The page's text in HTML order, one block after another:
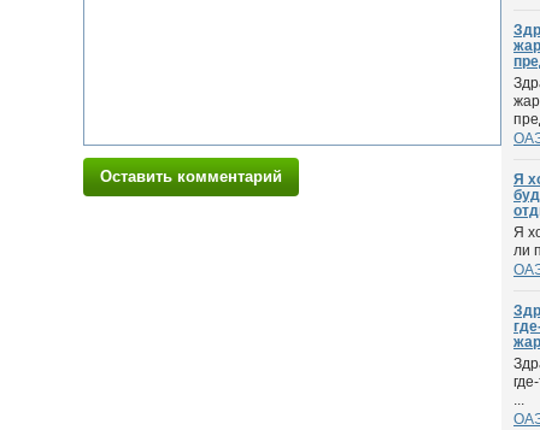
Оставить комментарий
Я
Я
ли
...